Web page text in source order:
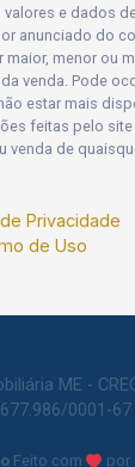
e dados
anunciado do
menor ou
venda. Pode
estar mais
feitas pelo
venda de
Privacidade
de Uso
ME -
0001-67
Feito com por